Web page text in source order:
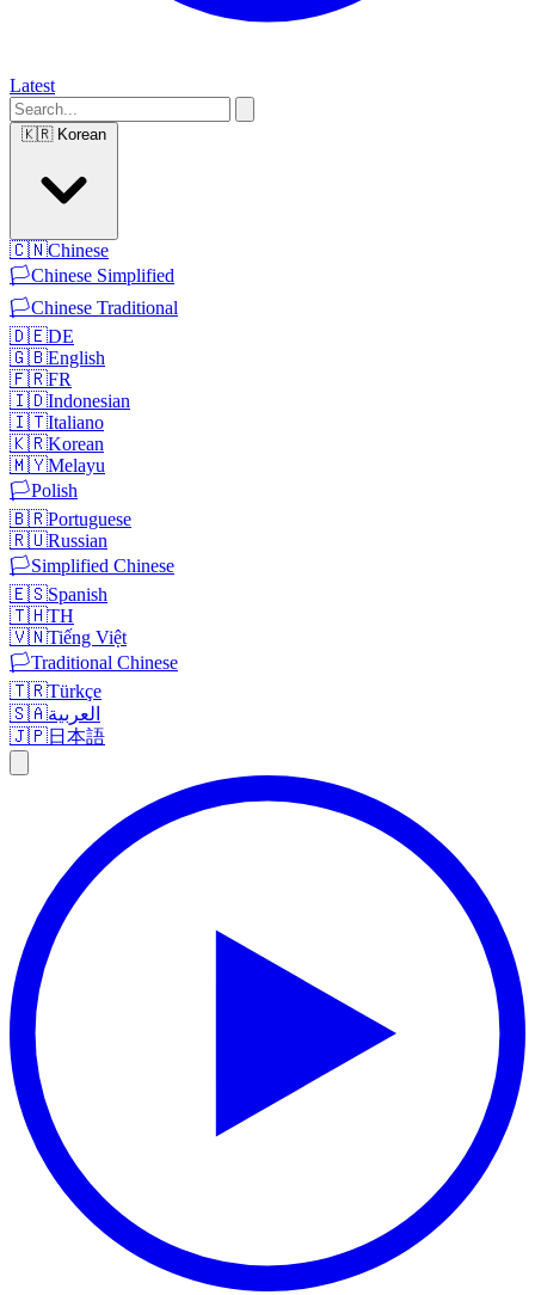
Latest
🇰🇷 Korean
🇨🇳Chinese
🏳️Chinese Simplified
🏳️Chinese Traditional
🇩🇪DE
🇬🇧English
🇫🇷FR
🇮🇩Indonesian
🇮🇹Italiano
🇰🇷Korean
🇲🇾Melayu
🏳️Polish
🇧🇷Portuguese
🇷🇺Russian
🏳️Simplified Chinese
🇪🇸Spanish
🇹🇭TH
🇻🇳Tiếng Việt
🏳️Traditional Chinese
🇹🇷Türkçe
🇸🇦العربية
🇯🇵日本語